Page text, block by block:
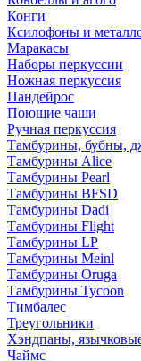
Конги
Ксилофоны и
Маракасы
Наборы перкуссии
Ножная перкуссия
Пандейрос
Поющие чаши
Ручная перкуссия
Тамбурины, бубны,
Тамбурины Alice
Тамбурины Pearl
Тамбурины BFSD
Тамбурины Dadi
Тамбурины Flight
Тамбурины LP
Тамбурины Meinl
Тамбурины Oruga
Тамбурины Tycoon
Тимбалес
Треугольники
Хэндпаны,
Чаймс